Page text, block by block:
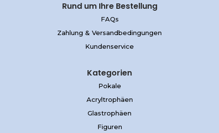
Rund um Ihre Bestellung
FAQs
Zahlung & Versandbedingungen
Kundenservice
Kategorien
Pokale
Acryltrophäen
Glastrophäen
Figuren